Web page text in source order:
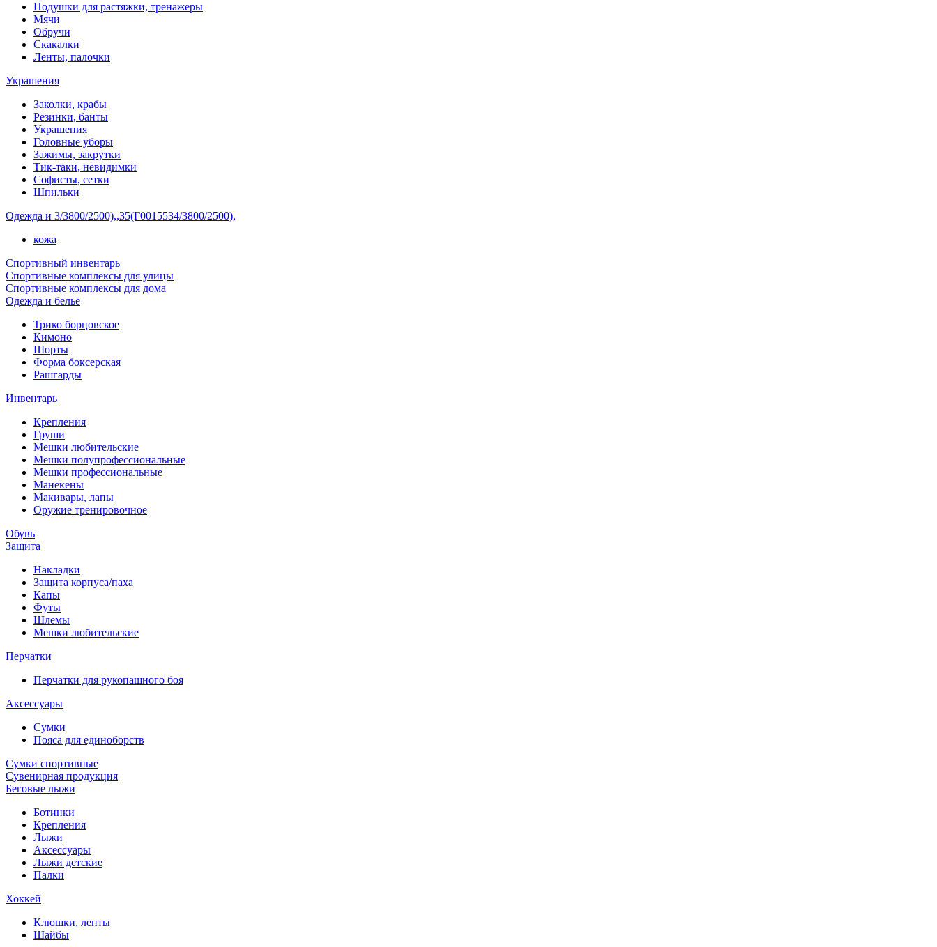
Подушки для растяжки, тренажеры
Мячи
Обручи
Скакалки
Ленты, палочки
Украшения
Заколки, крабы
Резинки, банты
Украшения
Головные уборы
Зажимы, закрутки
Тик-таки, невидимки
Софисты, сетки
Шпильки
Одежда и 3/3800/2500),,35(Г0015534/3800/2500),
кожа
Спортивный инвентарь
Спортивные комплексы для улицы
Спортивные комплексы для дома
Одежда и бельё
Трико борцовское
Кимоно
Шорты
Форма боксерская
Рашгарды
Инвентарь
Крепления
Груши
Мешки любительские
Мешки полупрофессиональные
Мешки профессиональные
Манекены
Макивары, лапы
Оружие тренировочное
Обувь
Защита
Накладки
Защита корпуса/паха
Капы
Футы
Шлемы
Мешки любительские
Перчатки
Перчатки для рукопашного боя
Аксессуары
Сумки
Пояса для единоборств
Сумки спортивные
Сувенирная продукция
Беговые лыжи
Ботинки
Крепления
Лыжи
Аксессуары
Лыжи детские
Палки
Хоккей
Клюшки, ленты
Шайбы